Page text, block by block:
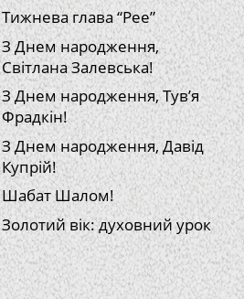
Тижнева глава “Рее”
З Днем народження,
Світлана Залевська!
З Днем народження, Тув’я
Фрадкін!
З Днем народження, Давід
Купрій!
Шабат Шалом!
Золотий вік: духовний урок